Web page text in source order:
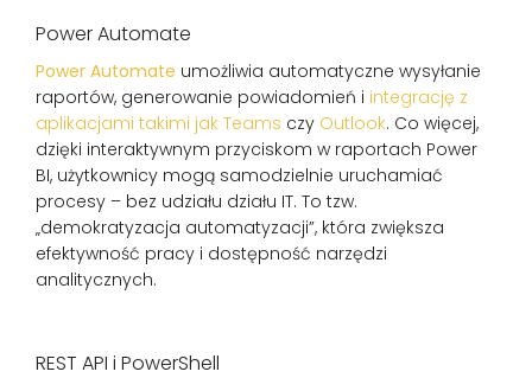
Power Automate
Power Automate umożliwia automatyczne wysyłanie
raportów, generowanie powiadomień i integrację z
aplikacjami takimi jak Teams czy Outlook. Co więcej,
dzięki interaktywnym przyciskom w raportach Power
BI, użytkownicy mogą samodzielnie uruchamiać
procesy – bez udziału działu IT. To tzw.
„demokratyzacja automatyzacji”, która zwiększa
efektywność pracy i dostępność narzędzi
analitycznych.
REST API i PowerShell